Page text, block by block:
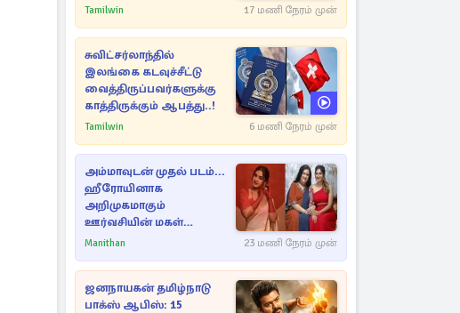
நட்புகள்
Tamilwin 17 மணி நேரம் முன்
சுவிட்சர்லாந்தில்
இலங்கை கடவுச்சீட்டு
வைத்திருப்பவர்களுக்கு
காத்திருக்கும் ஆபத்து..!
Tamilwin 6 மணி நேரம் முன்
அம்மாவுடன் முதல் படம்...
ஹீரோயினாக
அறிமுகமாகும்
ஊர்வசியின் மகள்
தேஜலட்சுமி!
Manithan 23 மணி நேரம் முன்
ஜனநாயகன் தமிழ்நாடு
பாக்ஸ் ஆபிஸ்: 15